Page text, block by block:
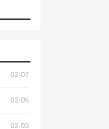
02-07
02-05
02-03